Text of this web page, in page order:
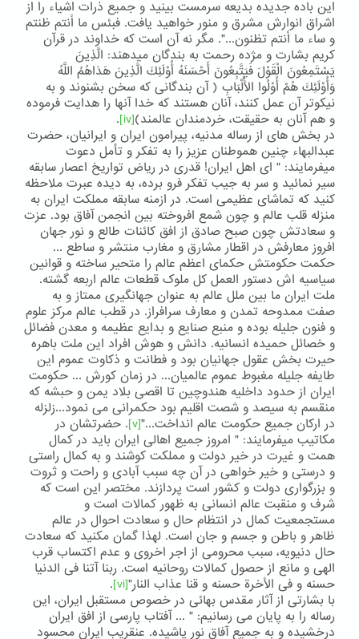
این باده جدیده بدیعه سرمست بینید و جمیع ذرات اشیاء را از
اشراق انوارش مشرق و منور خواهید یافت. فبئس ما اًنتم ظنتم
و ساء ما اًنتم تظنون...". مگر نه آن است که خداوند در قرآن
کریم بشارت و مژده رحمت به بندگان میدهند: الَّذِينَ
يَسْتَمِعُونَ الْقَوْلَ فَيَتَّبِعُونَ أَحْسَنَهُ أُوْلَئِكَ الَّذِينَ هَدَاهُمُ اللَّهُ
وَأُوْلَئِكَ هُمْ أُوْلُوا الْأَلْبَابِ ( آن بندگانی که سخن بشنوند و به
نیکوتر آن عمل کنند، آنان هستند که خدا آنها را هدایت فرموده
و هم آنان به حقیقت، خردمندان عالمند)[iv]
.
در بخش های از رساله مدنیه، پیرامون ایران و ایرانیان، حضرت
عبدالبهاء چنین هموطنان عزیز را به تفکر و تأمل دعوت
میفرمایند: " ای اهل ایران! قدری در ریاض تواریخ اعصار سابقه
سیر نمائید و سر به جیب تفکر فرو برده، به دیده عبرت ملاحظه
کنید که تماشای عظیمی است. در ازمنه سابقه مملکت ایران به
منزله قلب عالم و چون شمع افروخته بین انجمن آفاق بود. عزت
و سعادتش چون صبح صادق از افق کائنات طالع و نور جهان
افروز معارفش در اقطار مشارق و مغارب منتشر و ساطع ...
حکمت حکومتش حکمای اعظم عالم را متحیر ساخته و قوانین
سیاسیه اش دستور العمل کل ملوک قطعات عالم اربعه گشته.
ملت ایران ما بین ملل عالم به عنوان جهانگیری ممتاز و به
صفت ممدوحه تمدن و معارف سرافراز. در قطب عالم مرکز علوم
و فنون جلیله بوده و منبع صنایع و بدایع عظیمه و معدن فضائل
و خصائل حمیده انسانیه. دانش و هوش افراد این ملت باهره
حیرت بخش عقول جهانیان بود و فطانت و ذکاوت عموم این
طایفه جلیله مغبوط عموم عالمیان... در زمان کورش ... حکومت
ایران از حدود داخلیه هندوچین تا اقصی بلاد یمن و حبشه که
منقسم به سیصد و شصت اقلیم بود حکمرانی می نمود...زلزله
در ارکان جمیع حکومت عالم انداخت..."[v] . حضرتشان در
مکاتیب میفرمایند: " امروز جمیع اهالی ایران باید در کمال
همت و غیرت در خیر دولت و مملکت کوشند و به کمال راستی
و درستی و خیر خواهی در آن چه سبب آبادی و راحت و ثروت
و بزرگواری دولت و کشور است پردازند. مختصر این است که
شرف و منقبت عالم انسانی به ظهور کمالات است و
مستجمعیت کمال در انتظام حال و سعادت احوال در عالم
ظاهر و باطن و جسم و جان است. لهذا گمان مکنید که سعادت
حال دنیویه، سبب محرومی از اجر اخروی و عدم اکتساب قرب
الهی و مانع از حصول کمالات روحانیه است. ربنا آتنا فی الدنیا
حسنه و فی الأخرة حسنه و قنا عذاب النار"[vi]
.
با بشارتی از آثار مقدس بهائی در خصوص مستقبل ایران، این
رساله را به پایان می رسانیم: " ... آفتاب پارسی از افق ایران
درخشیده و به جمیع آفاق نور پاشیده. عنقریب ایران محسود